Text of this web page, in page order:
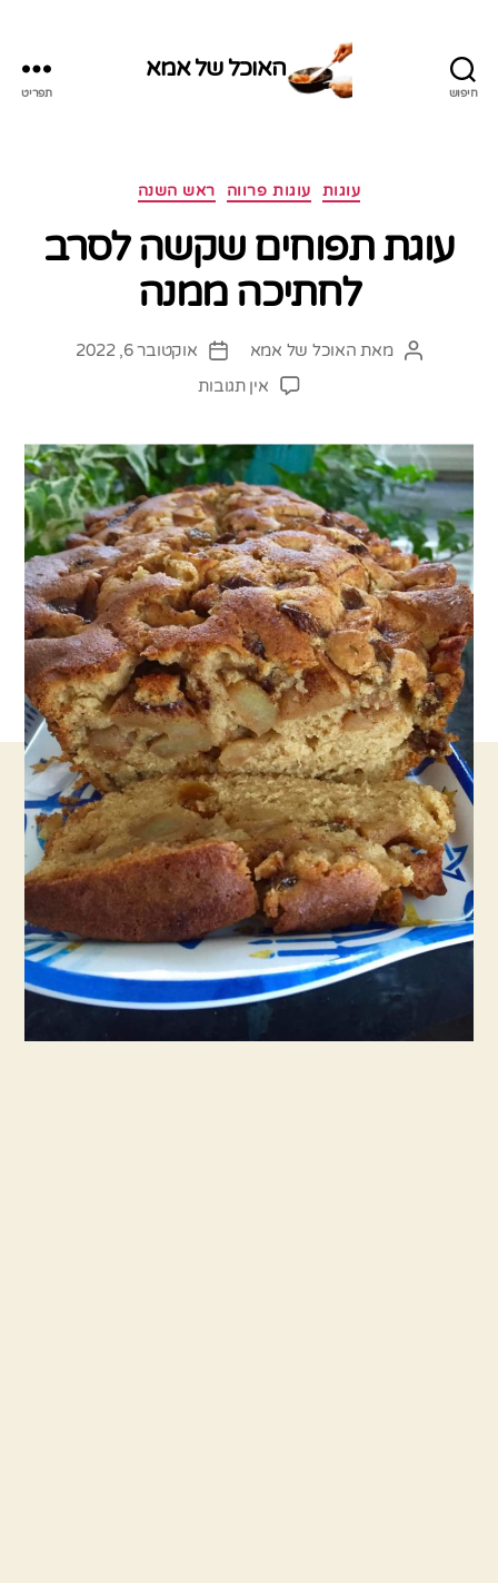
חיפוש
האוכל של אמא
תפריט
קטגוריות עוגות עוגות פרווה ראש השנה
עוגת תפוחים שקשה לסרב
לחתיכה ממנה
המחבר
מאת האוכל של אמא
תאריךאוקטובר 6, 2022
אין תגובותעל
שקשה
לסרב
לחתיכה
ממנה